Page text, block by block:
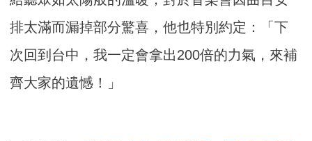
排太滿而漏掉部分驚喜，他也特別約定：「下
次回到台中，我一定會拿出200倍的力氣，來補
齊大家的遺憾！」